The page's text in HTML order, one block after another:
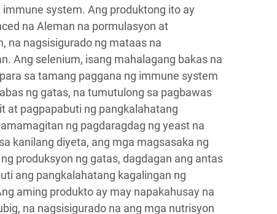
system. Ang produktong ito ay
na Aleman na pormulasyon at
na nagsisigurado ng mataas na
Ang selenium, isang mahalagang bakas na
sa tamang paggana ng immune system
ng gatas, na tumutulong sa pagbawas
at pagpapabuti ng pangkalahatang
ng pagdaragdag ng yeast na
kanilang diyeta, ang mga magsasaka ng
produksyon ng gatas, dagdagan ang antas
ang pangkalahatang kagalingan ng
aming produkto ay may napakahusay na
na nagsisigurado na ang mga nutrisyon